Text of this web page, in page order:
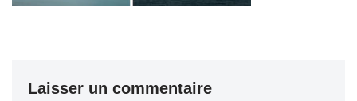
Laisser un commentaire